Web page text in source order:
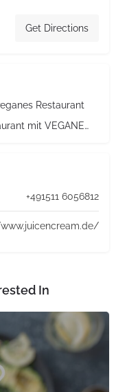
Get Directions
Restaurant
Restaurant mit VEGANEN Speisen
+491511 6056812
In